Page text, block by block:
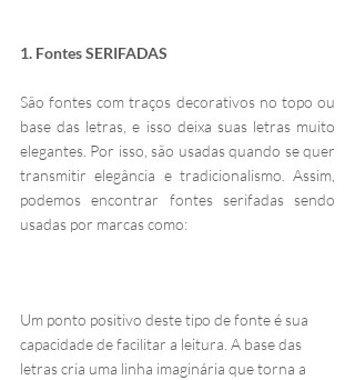
1. Fontes SERIFADAS
São fontes com traços decorativos no topo ou
base das letras, e isso deixa suas letras muito
elegantes. Por isso, são usadas quando se quer
transmitir elegância e tradicionalismo. Assim,
podemos encontrar fontes serifadas sendo
usadas por marcas como:
Um ponto positivo deste tipo de fonte é sua
capacidade de facilitar a leitura. A base das
letras cria uma linha imaginária que torna a